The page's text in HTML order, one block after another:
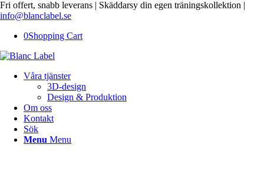
Fri offert, snabb leverans | Skäddarsy din egen träningskollektion |
info@blanclabel.se
0Shopping Cart
Våra tjänster
3D-design
Design & Produktion
Om oss
Kontakt
Sök
Menu Menu